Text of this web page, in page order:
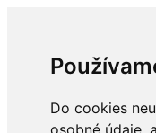
Do cookies
osobné údaje,